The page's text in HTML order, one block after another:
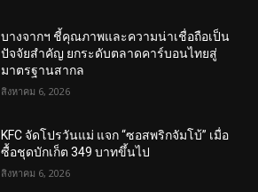
บางจากฯ ชี้คุณภาพและความน่าเชื่อถือเป็น
ปัจจัยสำคัญ ยกระดับตลาดคาร์บอนไทยสู่
มาตรฐานสากล
สิงหาคม 6, 2026
KFC จัดโปรวันแม่ แจก “ซอสพริกจัมโบ้” เมื่อ
ซื้อชุดบักเก็ต 349 บาทขึ้นไป
สิงหาคม 6, 2026